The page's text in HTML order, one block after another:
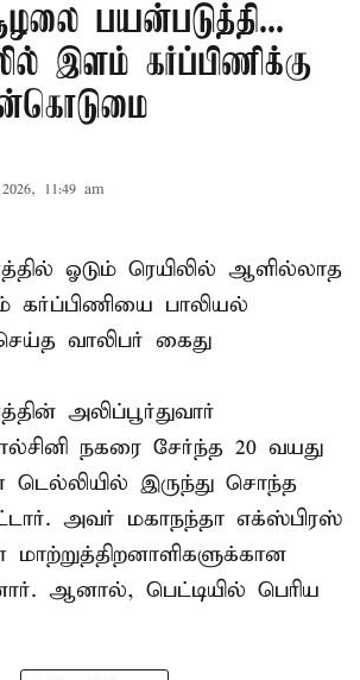
பயன்படுத்தி...
இளம் கர்ப்பிணிக்கு
11:49 am
ஓடும் ரெயிலில் ஆளில்லாத
கர்ப்பிணியை பாலியல்
வாலிபர் கைது
அலிப்பூர்துவார்
நகரை சேர்ந்த 20 வயது
டெல்லியில் இருந்து சொந்த
அவர் மகாநந்தா எக்ஸ்பிரஸ்
ஆனால், பெட்டியில் பெரிய